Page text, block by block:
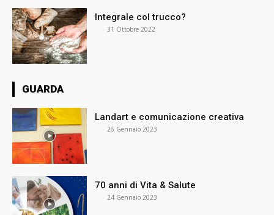
Integrale col trucco?
- 31 Ottobre 2022
GUARDA
Landart e comunicazione creativa
- 26 Gennaio 2023
70 anni di Vita & Salute
- 24 Gennaio 2023